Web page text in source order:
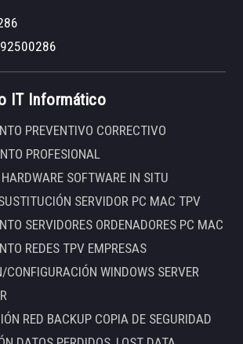
IT Informático
PREVENTIVO CORRECTIVO
PROFESIONAL
SOFTWARE IN SITU
SERVIDOR PC MAC TPV
SERVIDORES ORDENADORES PC MAC
REDES TPV EMPRESAS
CONFIGURACIÓN WINDOWS SERVER
RED BACKUP COPIA DE SEGURIDAD